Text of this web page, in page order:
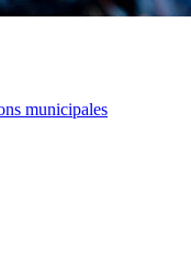
municipales